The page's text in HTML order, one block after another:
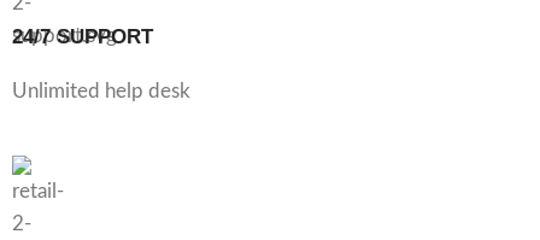
24/7 SUPPORT
Unlimited help desk